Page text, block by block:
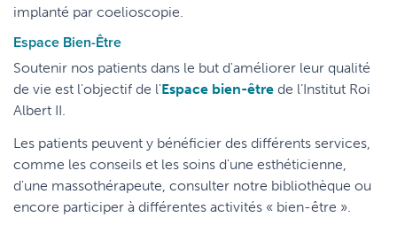
implanté par coelioscopie.
Espace Bien-Être
Soutenir nos patients dans le but d'améliorer leur qualité
de vie est l'objectif de l'Espace bien-être de l’Institut Roi
Albert II.
Les patients peuvent y bénéficier des différents services,
comme les conseils et les soins d'une esthéticienne,
d'une massothérapeute, consulter notre bibliothèque ou
encore participer à différentes activités « bien-être ».